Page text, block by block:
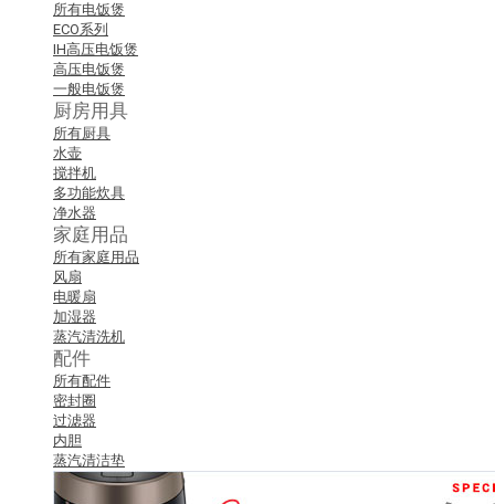
所有电饭煲
ECO系列
IH高压电饭煲
高压电饭煲
一般电饭煲
厨房用具
所有厨具
水壶
搅拌机
多功能炊具
净水器
家庭用品
所有家庭用品
风扇
电暖扇
加湿器
蒸汽清洗机
配件
所有配件
密封圈
过滤器
内胆
蒸汽清洁垫